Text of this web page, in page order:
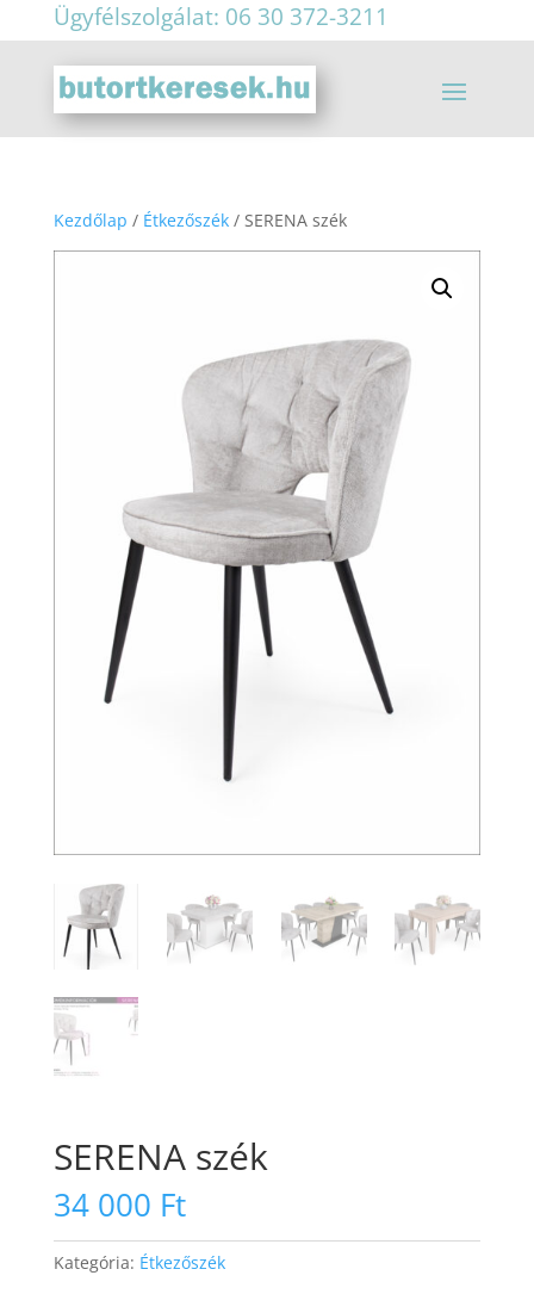
Ügyfélszolgálat: 06 30 372-3211
Kezdőlap / Étkezőszék/ SERENA szék
SERENA szék
34 000 Ft
Kategória: Étkezőszék